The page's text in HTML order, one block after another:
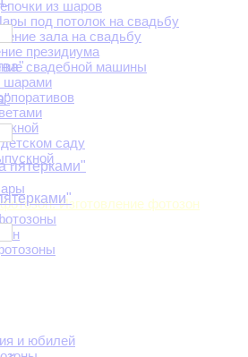
из шаров
под потолок на свадьбу
зала на свадьбу
президиума
свадебной машины
шарами
саду
Изготовление фотозон
и юбилей